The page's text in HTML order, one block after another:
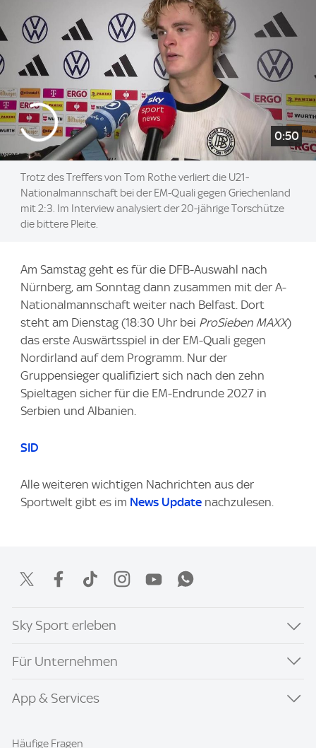
0:50
Trotz des Treffers von Tom Rothe verliert die U21-
Nationalmannschaft bei der EM-Quali gegen Griechenland
mit 2:3. Im Interview analysiert der 20-jährige Torschütze
die bittere Pleite.
Am Samstag geht es für die DFB-Auswahl nach
Nürnberg, am Sonntag dann zusammen mit der A-
Nationalmannschaft weiter nach Belfast. Dort
steht am Dienstag (18:30 Uhr bei ProSieben MAXX)
das erste Auswärtsspiel in der EM-Quali gegen
Nordirland auf dem Programm. Nur der
Gruppensieger qualifiziert sich nach den zehn
Spieltagen sicher für die EM-Endrunde 2027 in
Serbien und Albanien.
SID
Alle weiteren wichtigen Nachrichten aus der
Sportwelt gibt es im News Update nachzulesen.
Sky Sport erleben
Für Unternehmen
App & Services
Häufige Fragen